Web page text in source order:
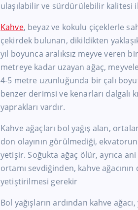
ulaşılabilir ve sürdürülebilir kalitesi
Kahve, beyaz ve kokulu çiçeklerle
çekirdek bulunan, dikildikten
yıl boyunca aralıksız meyve veren
metreye kadar uzayan ağaç,
4-5 metre uzunluğunda bir çalı
benzer derimsi ve kenarları dalgalı
yaprakları vardır.
Kahve ağaçları bol yağış alan,
don olayının görülmediği, ekvatorun
yetişir. Soğukta ağaç ölür, ayrıca
ortamı sevdiğinden, kahve
yetiştirilmesi gerekir
Bol yağışların ardından kahve